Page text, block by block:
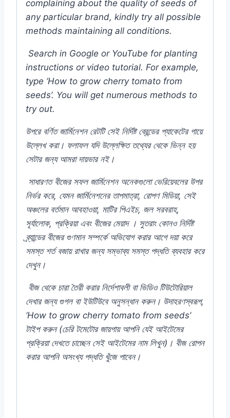
complaining about the quality of seeds of
any particular brand, kindly try all possible
methods maintaining all conditions.
Search in Google or YouTube for planting
instructions or video tutorial. For example,
type ‘How to grow cherry tomato from
seeds’. You will get numerous methods to
try out.
উপরে বর্ণিত জার্মিনেশন রেটটি সেই নির্দিষ্ট ব্রেন্ডের প্যাকেটের গায়ে
উল্লেখ করা। ফলাফল যদি উল্লেক্ষিত তথ্যের থেকে ভিন্ন হয়
সেটার জন্য আমরা দায়ভার নই।
সাধারণত বীজের সফল জার্মিনেশন অনেকগুলো ভেরিয়েবলের উপর
নির্ভর করে, যেমন জার্মিনেশনের তাপমাত্রা, রোপণ মিডিয়া, সেই
অঞ্চলের বর্তমান আবহাওয়া, মাটির পিএইচ, জল সরবরাহ,
সূর্যালোক, প্রক্রিয়া এবং বীজের মেয়াদ । সুতরাং কোনও নির্দিষ্ট
ব্র্যান্ডের বীজের গুণমান সম্পর্কে অভিযোগ করার আগে দয়া করে
সমস্ত শর্ত বজায় রাখার জন্য সম্ভাব্য সমস্ত পদ্ধতি ব্যবহার করে
দেখুন।
বীজ থেকে চারা তৈরী করার নির্দেশাবলী বা ভিডিও টিউটোরিয়াল
দেখার জন্য গুগল বা ইউটিউবে অনুসন্ধান করুন। উদাহরণস্বরূপ,
‘How to grow cherry tomato from seeds’
টাইপ করুন (চেরি টমেটোর জায়গায় আপনি যেই আইটেমের
প্রক্রিয়া দেখতে চাচ্ছেন সেই আইটেমের নাম লিখুন) । বীজরোপন
করার আপনি অসংখ্য পদ্ধতিখুঁজে পাবেন।